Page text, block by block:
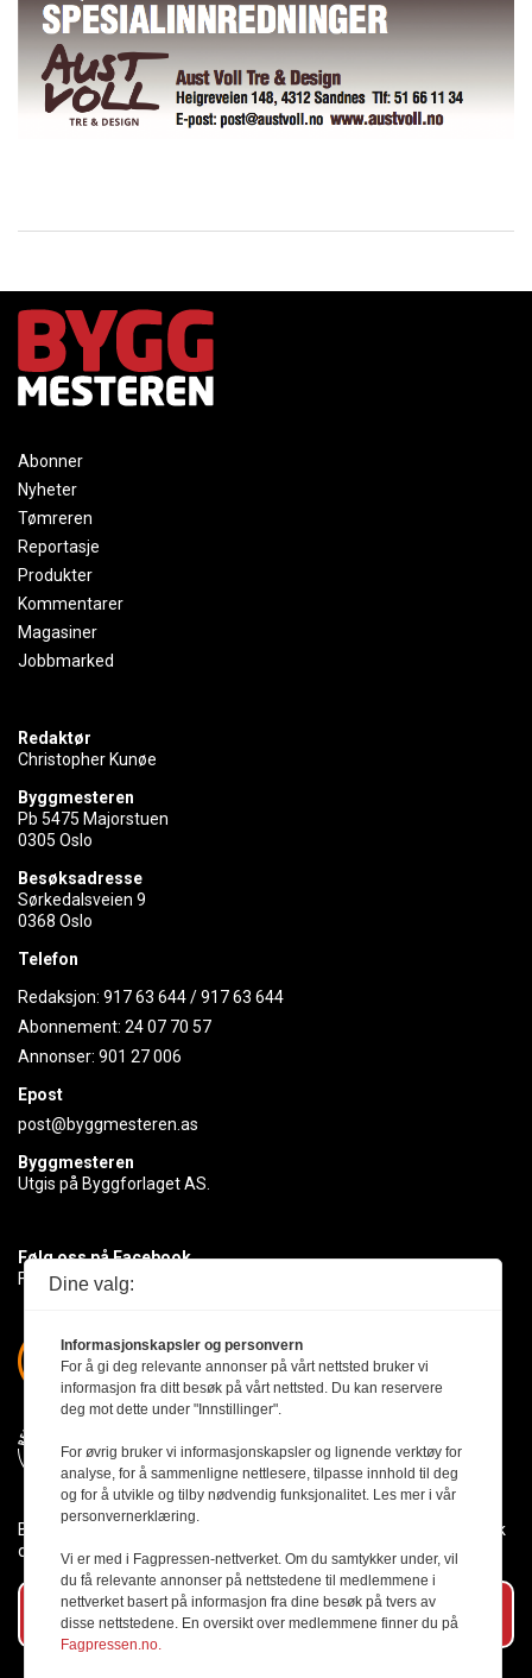
Abonner
Nyheter
Tømreren
Reportasje
Produkter
Kommentarer
Magasiner
Jobbmarked
Redaktør
Christopher Kunøe
Byggmesteren
Pb 5475 Majorstuen
0305 Oslo
Besøksadresse
Sørkedalsveien 9
0368 Oslo
Telefon
Redaksjon: 917 63 644/917 63 644
Abonnement: 24 07 70 57
Annonser: 901 27 006
Epost
post@byggmesteren.as
Byggmesteren
Utgis på Byggforlaget AS.
Følg oss på Facebook
Få med deg det siste innen byggebransjen
Byggmesteren følger Vær Varsom-plakaten og presseetikken slik
den er nedfelt i Redaktørplakaten.
Abonner på vårt nyhetsbrev
Dine valg:
Informasjonskapsler og personvern
For å gi deg relevante annonser på vårt nettsted bruker vi
informasjon fra ditt besøk på vårt nettsted. Du kan reservere
deg mot dette under "Innstillinger".
For øvrig bruker vi informasjonskapsler og lignende verktøy for
analyse, for å sammenligne nettlesere, tilpasse innhold til deg
og for å utvikle og tilby nødvendig funksjonalitet. Les mer i vår
personvernerklæring.
Vi er med i Fagpressen-nettverket. Om du samtykker under, vil
du få relevante annonser på nettstedene til medlemmene i
nettverket basert på informasjon fra dine besøk på tvers av
disse nettstedene. En oversikt over medlemmene finner du på
Fagpressen.no.